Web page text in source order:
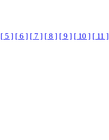
[ 5 ] [ 6 ] [ 7 ] [ 8 ] [ 9 ] [ 10 ] [ 11 ]